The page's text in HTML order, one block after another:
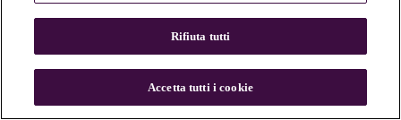
n
Rifiuta tutti
Accetta tutti i cookie